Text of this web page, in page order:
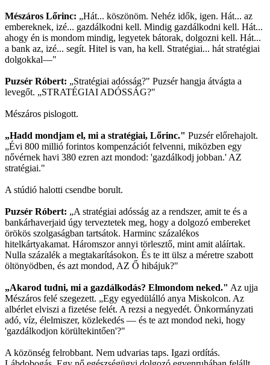
Mészáros Lőrinc: „Hát... köszönöm. Nehéz idők, igen. Hát... az
embereknek, izé... gazdálkodni kell. Mindig gazdálkodni kell. Hát...
ahogy én is mondom mindig, legyetek bátorak, dolgozni kell. Hát...
a bank az, izé... segít. Hitel is van, ha kell. Stratégiai... hát stratégiai
dolgokkal—"
Puzsér Róbert: „Stratégiai adósság?" Puzsér hangja átvágta a
levegőt. „STRATÉGIAI ADÓSSÁG?"
Mészáros pislogott.
„Hadd mondjam el, mi a stratégiai, Lőrinc." Puzsér előrehajolt.
„Évi 800 millió forintos kompenzációt felvenni, miközben egy
nővérnek havi 380 ezren azt mondod: 'gazdálkodj jobban.' AZ
stratégiai."
A stúdió halotti csendbe borult.
Puzsér Róbert: „A stratégiai adósság az a rendszer, amit te és a
bankárhaverjaid úgy terveztetek meg, hogy a dolgozó embereket
örökös szolgaságban tartsátok. Harminc százalékos
hitelkártyakamat. Háromszor annyi törlesztő, mint amit aláírtak.
Nulla százalék a megtakarításokon. És te itt ülsz a méretre szabott
öltönyödben, és azt mondod, AZ Ő hibájuk?"
„Akarod tudni, mi a gazdálkodás? Elmondom neked." Az ujja
Mészáros felé szegezett. „Egy egyedülálló anya Miskolcon. Az
albérlet elviszi a fizetése felét. A rezsi a negyedét. Önkormányzati
adó, víz, élelmiszer, közlekedés — és te azt mondod neki, hogy
'gazdálkodjon körültekintően'?"
A közönség felrobbant. Nem udvarias taps. Igazi ordítás.